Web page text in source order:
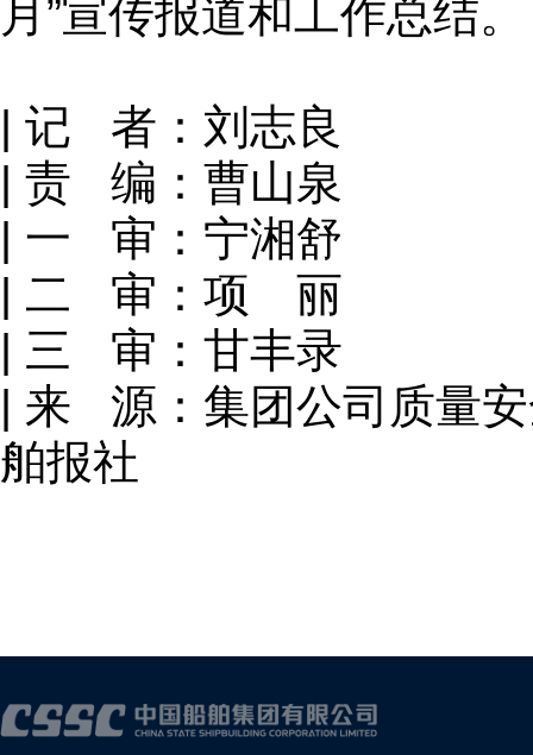
月”宣传报道和工作总结。
| 记 者：刘志良
| 责 编：曹山泉
| 一 审：宁湘舒
| 二 审：项 丽
| 三 审：甘丰录
| 来 源：集团公司质量
舶报社